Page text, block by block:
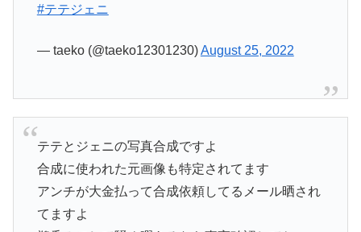
#テテジェニ
— taeko (@taeko12301230)August 25, 2022
テテとジェニの写真合成ですよ
合成に使われた元画像も特定されてます
アンチが大金払って合成依頼してるメール晒され
てますよ